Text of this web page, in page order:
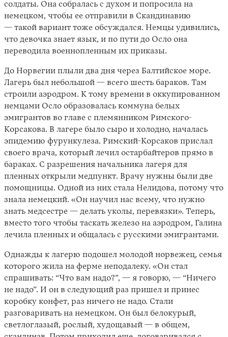
солдаты. Она собралась с духом и попросила на
немецком, чтобы ее отправили в Скандинавию
— такой вариант тоже обсуждался. Немцы удивились,
что девочка знает язык, и по пути до Осло она
переводила военнопленным их приказы.
До Норвегии плыли два дня через Балтийское море.
Лагерь был небольшой — всего шесть бараков. Там
строили аэродром. К тому времени в оккупированном
немцами Осло образовалась коммуна белых
эмигрантов во главе с племянником Римского-
Корсакова. В лагере было сыро и холодно, началась
эпидемию фурункулеза. Римский-Корсаков прислал
своего врача, который лечил остарбайтеров прямо в
бараках. С разрешения начальника лагеря для
пленных открыли медпункт. Врачу нужны были две
помощницы. Одной из них стала Нелидова, потому что
знала немецкий. «Он научил нас всему, что нужно
знать медсестре — делать уколы, перевязки». Теперь,
вместо того чтобы таскать железо на аэродром, Галина
лечила пленных и общалась с русскими эмигрантами.
Однажды к лагерю подошел молодой норвежец, семья
которого жила на ферме неподалеку. «Он стал
спрашивать: “Что вам надо?”, — я говорю, — “Ничего
не надо”. И он в следующий раз пришел и принес
коробку конфет, раз ничего не надо. Стали
разговаривать на немецком. Он был белокурый,
светлоглазый, рослый, худощавый — в общем,